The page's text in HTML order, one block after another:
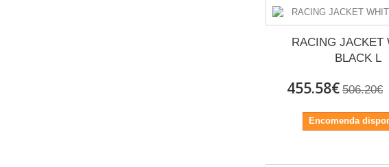
RACING JACKET
BLACK L
455.58€ 506.20€
Encomenda